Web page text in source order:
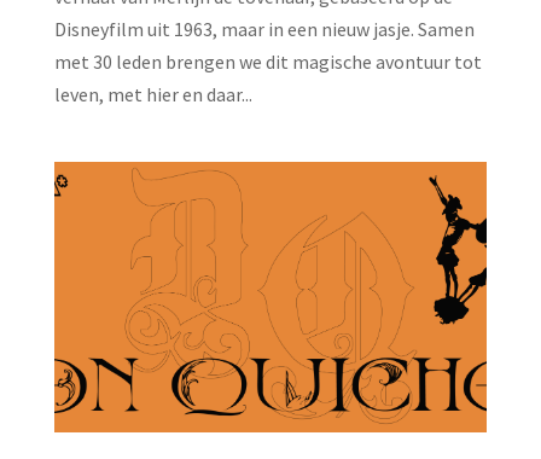
Disneyfilm uit 1963, maar in een nieuw jasje. Samen
met 30 leden brengen we dit magische avontuur tot
leven, met hier en daar...